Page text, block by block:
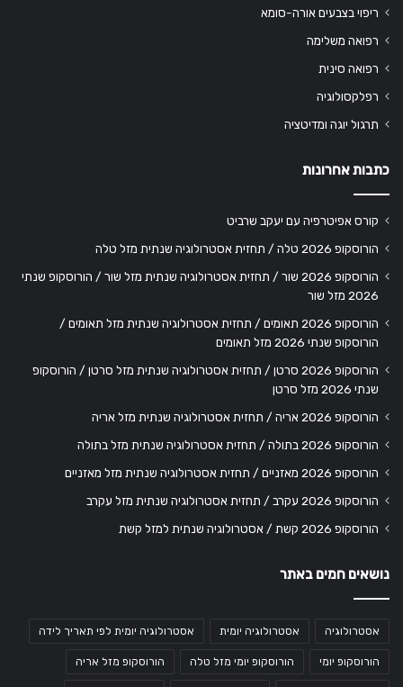
ריפוי בצבעים אורה-סומא
רפואה משלימה
רפואה סינית
רפלקסולוגיה
תרגול יוגה ומדיטציה
כתבות אחרונות
קורס אפיטרפיה עם יעקב שרביט
הורוסקופ 2026 טלה / תחזית אסטרולוגיה שנתית מזל טלה
הורוסקופ 2026 שור / תחזית אסטרולוגיה שנתית מזל שור / הורוסקופ שנתי
2026 מזל שור
הורוסקופ 2026 תאומים / תחזית אסטרולוגיה שנתית מזל תאומים /
הורוסקופ שנתי 2026 מזל תאומים
הורוסקופ 2026 סרטן / תחזית אסטרולוגיה שנתית מזל סרטן / הורוסקופ
שנתי 2026 מזל סרטן
הורוסקופ 2026 אריה / תחזית אסטרולוגיה שנתית מזל אריה
הורוסקופ 2026 בתולה / תחזית אסטרולוגיה שנתית מזל בתולה
הורוסקופ 2026 מאזניים / תחזית אסטרולוגיה שנתית מזל מאזניים
הורוסקופ 2026 עקרב / תחזית אסטרולוגיה שנתית מזל עקרב
הורוסקופ 2026 קשת / אסטרולוגיה שנתית למזל קשת
נושאים חמים באתר
אסטרולוגיה אסטרולוגיה יומית אסטרולוגיה יומית לפי תאריך לידה
הורוסקופ יומי הורוסקופ יומי מזל טלה הורוסקופ מזל אריה